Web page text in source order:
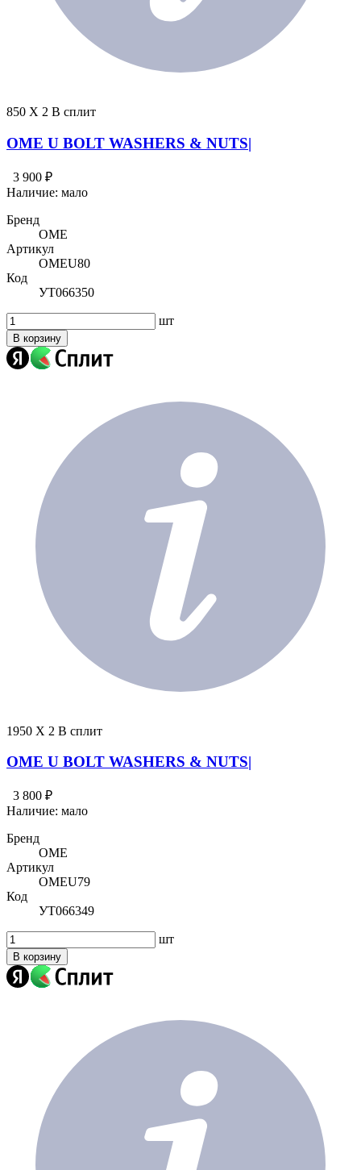
850 X 2 В сплит
OME U BOLT WASHERS & NUTS|
3 900 ₽
Наличие: мало
Бренд
OME
Артикул
OMEU80
Код
УТ066350
шт
В корзину
1950 X 2 В сплит
OME U BOLT WASHERS & NUTS|
3 800 ₽
Наличие: мало
Бренд
OME
Артикул
OMEU79
Код
УТ066349
шт
В корзину